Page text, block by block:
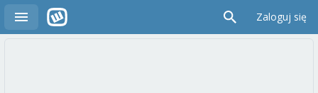
Zaloguj się